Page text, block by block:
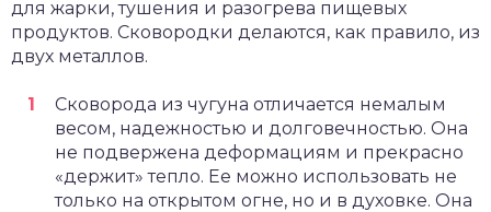
для жарки, тушения и разогрева пищевых
продуктов. Сковородки делаются, как правило, из
двух металлов.
Сковорода из чугуна отличается немалым
весом, надежностью и долговечностью. Она
не подвержена деформациям и прекрасно
«держит» тепло. Ее можно использовать не
только на открытом огне, но и в духовке. Она